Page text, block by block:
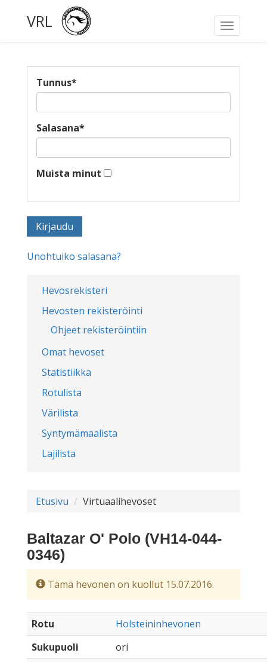
Toggle
VRL
Hevosrekisteri
Hevosten rekisteröinti
Ohjeet rekisteröintiin
Omat hevoset
Statistiikka
Rotulista
Värilista
Syntymämaalista
Lajilista
Tunnus*
Salasana*
Muista minut
Unohtuiko salasana?
Etusivu Virtuaalihevoset
Baltazar O' Polo (VH14-044-
0346)
Tämä hevonen on kuollut 15.07.2016.
Rotu
Holsteininhevonen
Sukupuoli
ori